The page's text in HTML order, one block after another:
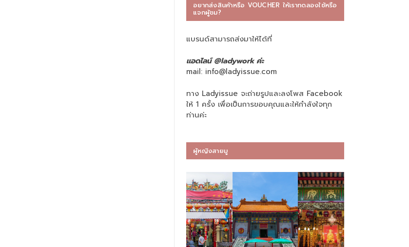
อยากส่งสินค้าหรือ VOUCHER ให้เราทดลองใช้หรือ
แจกผู้ชม?
แบรนด์สามารถส่งมาให้ได้ที่
แอดไลน์ @ladywork ค่ะ
mail: info@ladyissue.com
ทาง Ladyissue จะถ่ายรูปและลงโพส Facebook
ให้ 1 ครั้ง เพื่อเป็นการขอบคุณและให้กำลังใจทุก
ท่านค่ะ
ผู้หญิงสายมู